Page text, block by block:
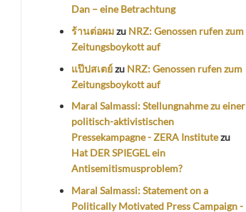
Dan – eine Betrachtung
ร้านต่อผมzu NRZ: Genossen rufen zum
Zeitungsboykott auf
แป๊ปสเตย์zu NRZ: Genossen rufen zum
Zeitungsboykott auf
Maral Salmassi: Stellungnahme zu einer
politisch-aktivistischen
Pressekampagne - ZERA Institutezu
Hat DER SPIEGEL ein
Antisemitismusproblem?
Maral Salmassi: Statement on a
Politically Motivated Press Campaign -